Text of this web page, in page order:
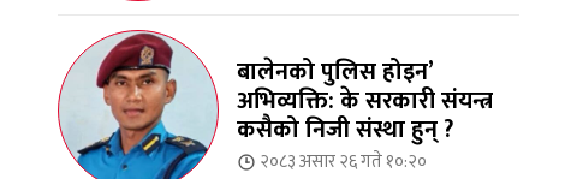
बालेनको पुलिस होइन’
अभिव्यक्ति: के सरकारी संयन्त्र
कसैको निजी संस्था हुन् ?
२०८३ असार २६ गते १०:२०